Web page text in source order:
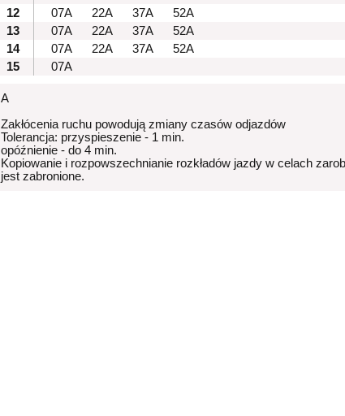
12
07A 22A 37A
52A
13
07A 22A 37A
52A
14
07A 22A 37A
52A
15
07A
A
Zakłócenia ruchu powodują zmiany czasów odjazdów
Tolerancja: przyspieszenie - 1 min.
opóźnienie - do 4 min.
Kopiowanie i rozpowszechnianie rozkładów jazdy w celach
jest zabronione.